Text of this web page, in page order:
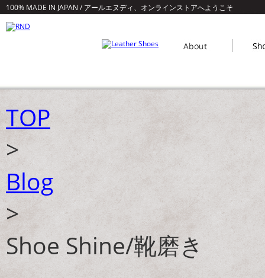
100% MADE IN JAPAN / アールエヌディ、オンラインストアへようこそ
TOP
>
Blog
>
Shoe Shine/靴磨き